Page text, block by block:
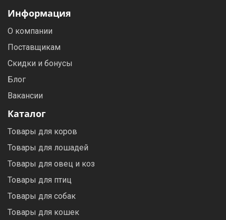
Информация
О компании
Поставщикам
Скидки и бонусы
Блог
Вакансии
Каталог
Товары для коров
Товары для лошадей
Товары для овец и коз
Товары для птиц
Товары для собак
Товары для кошек